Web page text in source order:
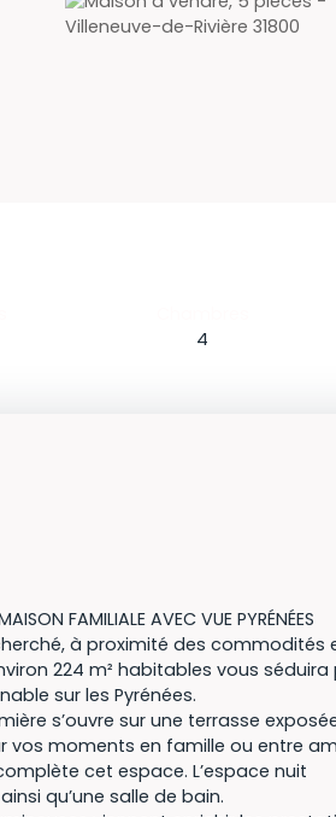
4
FAMILIALE AVEC VUE PYRÉNÉES
à proximité des commodités
224 m² habitables vous séduira
sur les Pyrénées.
s’ouvre sur une terrasse
moments en famille ou entre
cet espace. L’espace nuit
qu’une salle de bain.